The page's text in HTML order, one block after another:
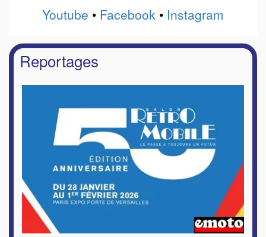
Youtube • Facebook • Instagram
Reportages